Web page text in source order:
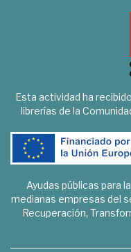
Esta actividad ha
librerías de la
Ayudas públicas para
medianas empresas del
Recuperación,